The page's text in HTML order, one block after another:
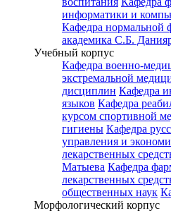
информатики и
Кафедра нормальной
академика С.Б.
Учебный корпус
Кафедра военно-
экстремальной
дисциплин Кафедра
языков Кафедра
курсом спортивной
гигиены Кафедра
управления и
лекарственных
Матыева Кафедра
лекарственных
общественных наук
Морфологический корпус